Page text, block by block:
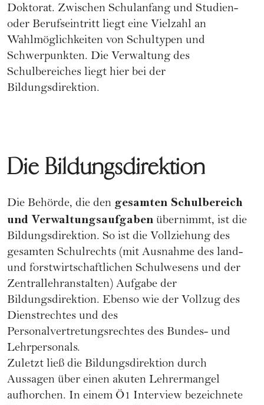
Doktorat. Zwischen Schulanfang und Studien-
oder Berufseintritt liegt eine Vielzahl an
Wahlmöglichkeiten von Schultypen und
Schwerpunkten. Die Verwaltung des
Schulbereiches liegt hier bei der
Bildungsdirektion.
Die Bildungsdirektion
Die Behörde, die den gesamten Schulbereich
und Verwaltungsaufgaben übernimmt, ist die
Bildungsdirektion. So ist die Vollziehung des
gesamten Schulrechts (mit Ausnahme des land-
und forstwirtschaftlichen Schulwesens und der
Zentrallehranstalten) Aufgabe der
Bildungsdirektion. Ebenso wie der Vollzug des
Dienstrechtes und des
Personalvertretungsrechtes des Bundes- und
Lehrpersonals.
Zuletzt ließ die Bildungsdirektion durch
Aussagen über einen akuten Lehrermangel
aufhorchen. In einem Ö1 Interview bezeichnete